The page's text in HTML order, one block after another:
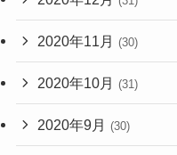
2020年11月 (30)
2020年10月 (31)
2020年9月 (30)